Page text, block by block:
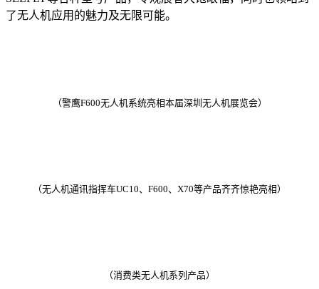
了无人机应用的魅力及无限可能。
（警鹰F600无人机系统亮相本届深圳无人机展览会）
（无人机通讯指挥车UC10、F600、X70等产品齐齐惊艳亮相 ）
（消费类无人机系列产品）